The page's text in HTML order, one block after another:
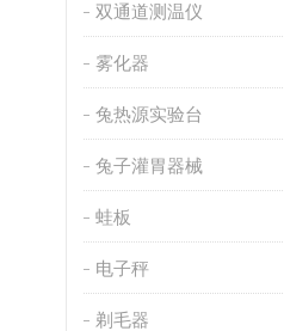
双通道测温仪
雾化器
兔热源实验台
兔子灌胃器械
蛙板
电子秤
剃毛器